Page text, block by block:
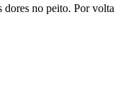
no peito. Por